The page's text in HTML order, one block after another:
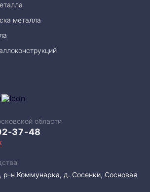
металла
области
37-48
р-н Коммунарка, д. Сосенки, Сосновая